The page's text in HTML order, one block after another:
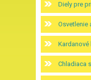
Diely pre
Osvetlenie
Kardanové
Chladiaca